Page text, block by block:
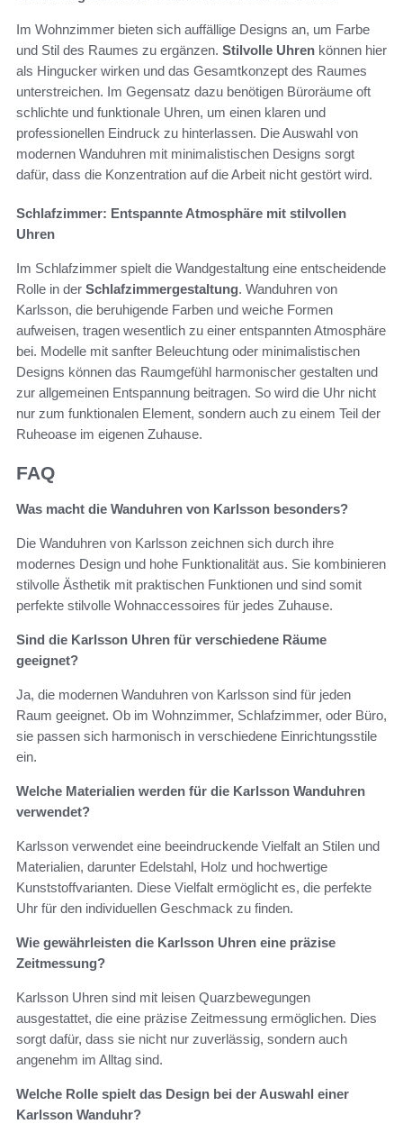
Im Wohnzimmer bieten sich auffällige Designs an, um Farbe
und Stil des Raumes zu ergänzen. Stilvolle Uhren können hier
als Hingucker wirken und das Gesamtkonzept des Raumes
unterstreichen. Im Gegensatz dazu benötigen Büroräume oft
schlichte und funktionale Uhren, um einen klaren und
professionellen Eindruck zu hinterlassen. Die Auswahl von
modernen Wanduhren mit minimalistischen Designs sorgt
dafür, dass die Konzentration auf die Arbeit nicht gestört wird.
Schlafzimmer: Entspannte Atmosphäre mit stilvollen
Uhren
Im Schlafzimmer spielt die Wandgestaltung eine entscheidende
Rolle in der Schlafzimmergestaltung. Wanduhren von
Karlsson, die beruhigende Farben und weiche Formen
aufweisen, tragen wesentlich zu einer entspannten Atmosphäre
bei. Modelle mit sanfter Beleuchtung oder minimalistischen
Designs können das Raumgefühl harmonischer gestalten und
zur allgemeinen Entspannung beitragen. So wird die Uhr nicht
nur zum funktionalen Element, sondern auch zu einem Teil der
Ruheoase im eigenen Zuhause.
FAQ
Was macht die Wanduhren von Karlsson besonders?
Die Wanduhren von Karlsson zeichnen sich durch ihre
modernes Design und hohe Funktionalität aus. Sie kombinieren
stilvolle Ästhetik mit praktischen Funktionen und sind somit
perfekte stilvolle Wohnaccessoires für jedes Zuhause.
Sind die Karlsson Uhren für verschiedene Räume
geeignet?
Ja, die modernen Wanduhren von Karlsson sind für jeden
Raum geeignet. Ob im Wohnzimmer, Schlafzimmer, oder Büro,
sie passen sich harmonisch in verschiedene Einrichtungsstile
ein.
Welche Materialien werden für die Karlsson Wanduhren
verwendet?
Karlsson verwendet eine beeindruckende Vielfalt an Stilen und
Materialien, darunter Edelstahl, Holz und hochwertige
Kunststoffvarianten. Diese Vielfalt ermöglicht es, die perfekte
Uhr für den individuellen Geschmack zu finden.
Wie gewährleisten die Karlsson Uhren eine präzise
Zeitmessung?
Karlsson Uhren sind mit leisen Quarzbewegungen
ausgestattet, die eine präzise Zeitmessung ermöglichen. Dies
sorgt dafür, dass sie nicht nur zuverlässig, sondern auch
angenehm im Alltag sind.
Welche Rolle spielt das Design bei der Auswahl einer
Karlsson Wanduhr?